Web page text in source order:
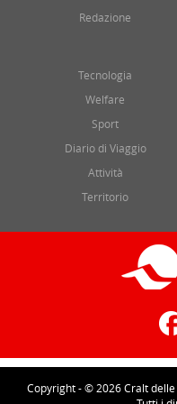
Redazione
Tecnologia
Welfare
Sport
Diario di Viaggio
Attività
Territorio
Copyright - © 2026 Cralt delle